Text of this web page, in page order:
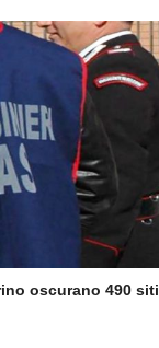
oscurano 490 siti